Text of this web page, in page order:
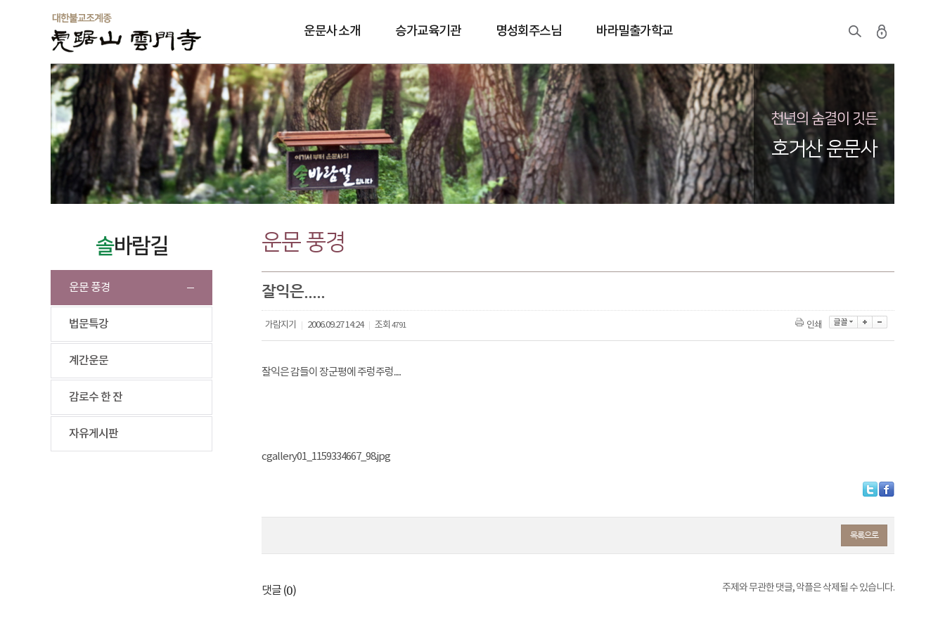
운문사 소개 승가교육기관 명성회주스님 바라밀출가학교
솔바람길
천년의 숨결이 깃든
호거산 운문사
솔바람길
운문 풍경
법문특강
계간운문
감로수 한 잔
자유게시판
운문 풍경
잘익은.....
가람지기 2006.09.27 14:24 조회 4791 인쇄
잘익은 감들이 장군평에 주렁주렁.....
cgallery01_1159334667_98.jpg
목록으로
댓글 (0) 주제와 무관한 댓글, 악플은 삭제될 수 있습니다.